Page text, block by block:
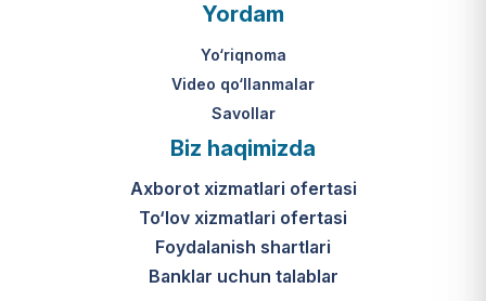
O‘zbekiston Respublikasi Vazirlar
316-son qarori hamda Prezidentning
PQ-410-son qarori.
Ijtimoiy qo‘llab-quvvatlash
markazlari (IQQM) o‘zi nima?
Bular ilgarigi “Saxovat” keksalar va
nogironligi bo‘lgan shaxslar uchun
internat uylari hamda Urush va
mehnat faxriylari pansionatining
Yordam
Yo‘riqnoma
Video qo‘llanmalar
Savollar
Biz haqimizda
Axborot xizmatlari ofertasi
To‘lov xizmatlari ofertasi
Foydalanish shartlari
Banklar uchun talablar